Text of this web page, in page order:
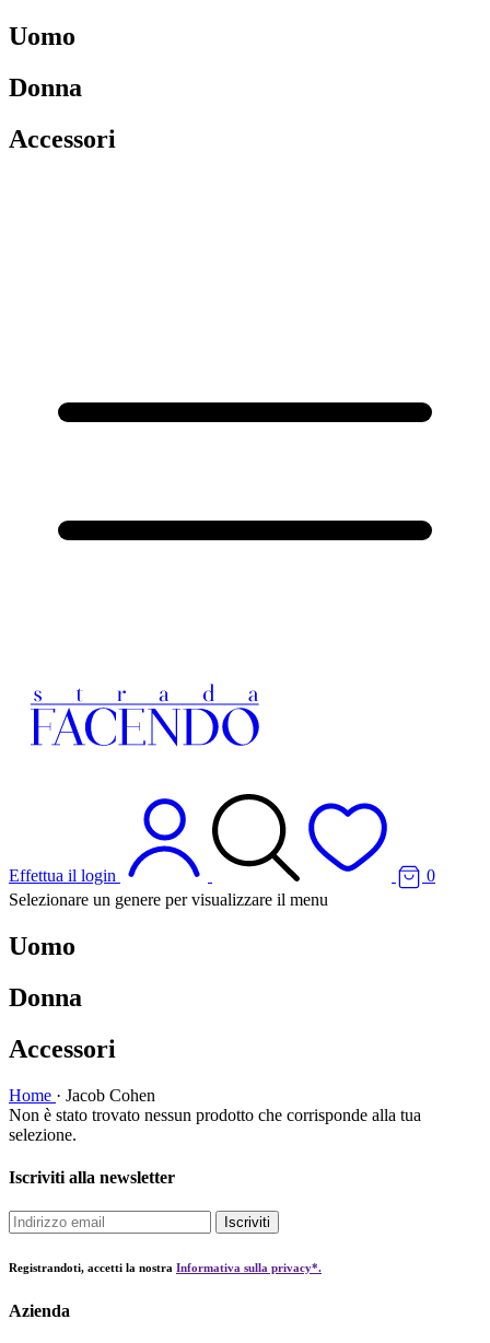
Uomo
Donna
Accessori
Effettua il login
0
Selezionare un genere per visualizzare il menu
Uomo
Donna
Accessori
Home · Jacob Cohen
Non è stato trovato nessun prodotto che corrisponde alla tua
selezione.
Iscriviti alla newsletter
Iscriviti
Registrandoti, accetti la nostra Informativa sulla privacy*.
Azienda